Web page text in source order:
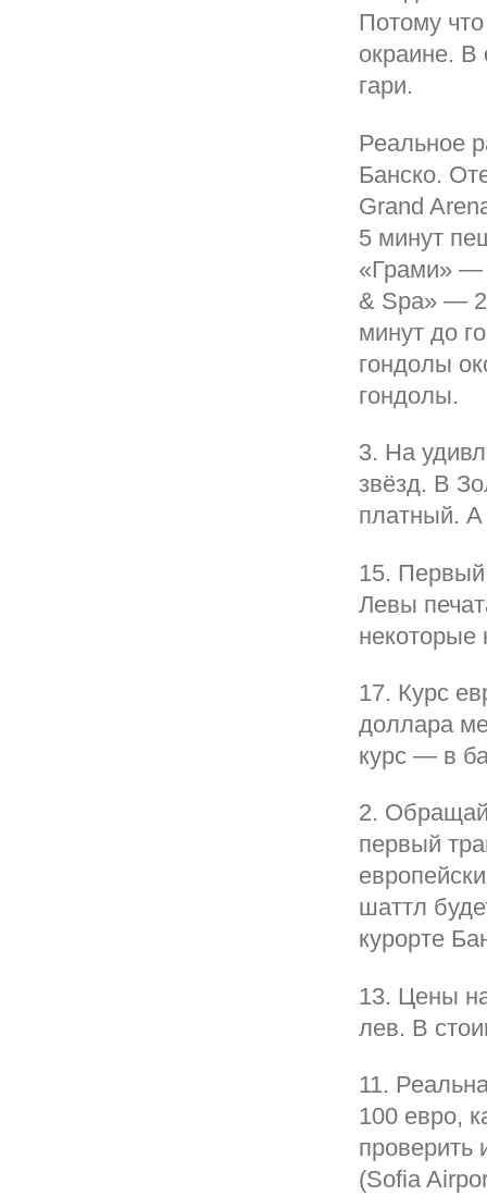
Потому
окраине. В
гари.
Реальное
Банско.
Grand
5 минут
«Грами» —
& Spa» —
минут до
гондолы
гондолы.
3. На
звёзд. В
платный. А
15. Первый
Левы
некоторые
17. Курс
доллара
курс — в
2.
первый
шаттл
курорте
13. Цены
лев. В
11.
100 евро,
проверить
(Sofia